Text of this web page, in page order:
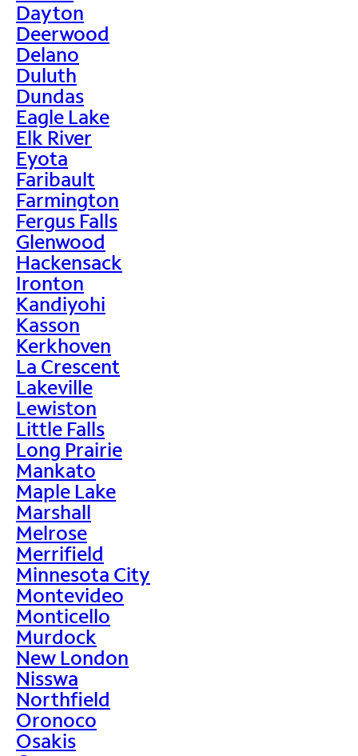
Dayton
Deerwood
Delano
Duluth
Dundas
Eagle Lake
Elk River
Eyota
Faribault
Farmington
Fergus Falls
Glenwood
Hackensack
Ironton
Kandiyohi
Kasson
Kerkhoven
La Crescent
Lakeville
Lewiston
Little Falls
Long Prairie
Mankato
Maple Lake
Marshall
Melrose
Merrifield
Minnesota City
Montevideo
Monticello
Murdock
New London
Nisswa
Northfield
Oronoco
Osakis